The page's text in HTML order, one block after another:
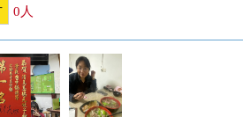
0 人